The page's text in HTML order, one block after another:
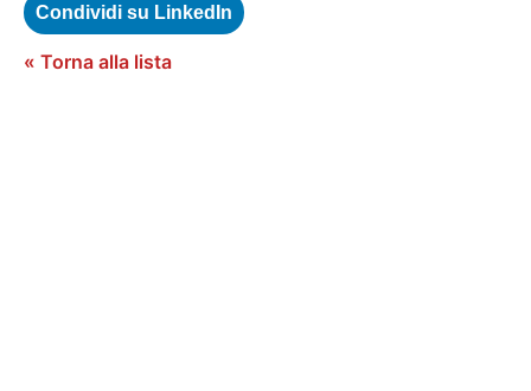
Condividi su LinkedIn
« Torna alla lista